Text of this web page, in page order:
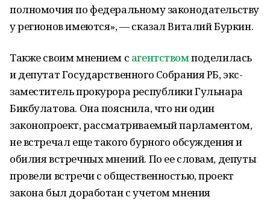
полномочия по федеральному законодательству
у регионов имеются», — сказал Виталий Буркин.
Также своим мнением с агентствомподелилась
и депутат Государственного Собрания РБ, экс-
заместитель прокурора республики Гульнара
Бикбулатова. Она пояснила, что ни один
законопроект, рассматриваемый парламентом,
не встречал еще такого бурного обсуждения и
обилия встречных мнений. По ее словам, депуты
провели встречи с общественностью, проект
закона был доработан с учетом мнения